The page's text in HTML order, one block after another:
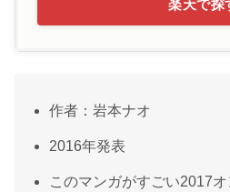
楽天で探
作者：岩本ナオ
2016年発表
このマンガがすごい2017